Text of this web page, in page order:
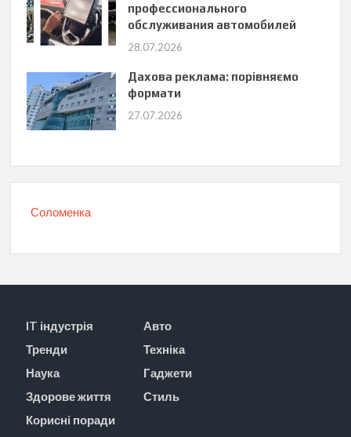
профессионального
обслуживания автомобилей
28.07.2026
Дахова реклама: порівняємо
формати
27.07.2026
Соломенка
IT індустрія
Авто
Тренди
Техніка
Наука
Гаджети
Здорове життя
Стиль
Корисні поради